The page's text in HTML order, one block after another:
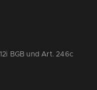
BGB und Art. 246c